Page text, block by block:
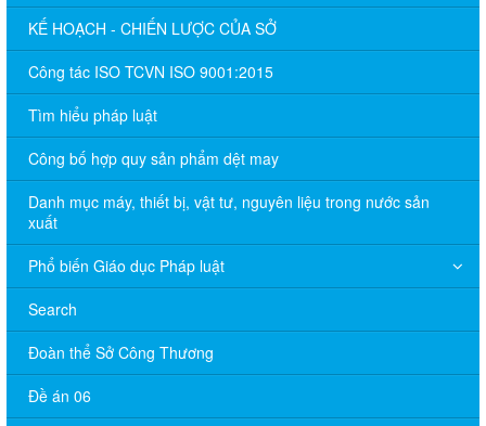
KẾ HOẠCH - CHIẾN LƯỢC CỦA SỞ
Công tác ISO TCVN ISO 9001:2015
Tìm hiểu pháp luật
Công bố hợp quy sản phẩm dệt may
Danh mục máy, thiết bị, vật tư, nguyên liệu trong nước sản
xuất
Phổ biến Giáo dục Pháp luật
Search
Đoàn thể Sở Công Thương
Đề án 06